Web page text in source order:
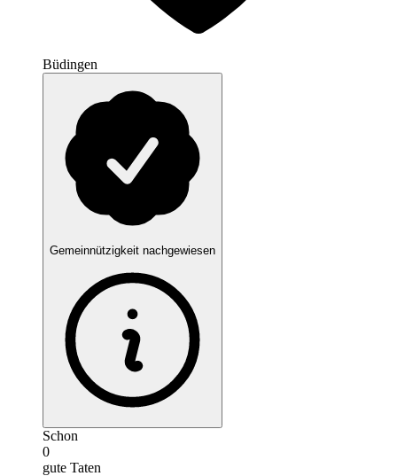
Büdingen
Gemeinnützigkeit nachgewiesen
Schon
0
gute Taten